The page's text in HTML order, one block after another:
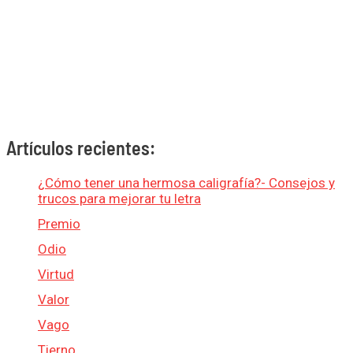
Artículos recientes:
¿Cómo tener una hermosa caligrafía?- Consejos y
trucos para mejorar tu letra
Premio
Odio
Virtud
Valor
Vago
Tierno